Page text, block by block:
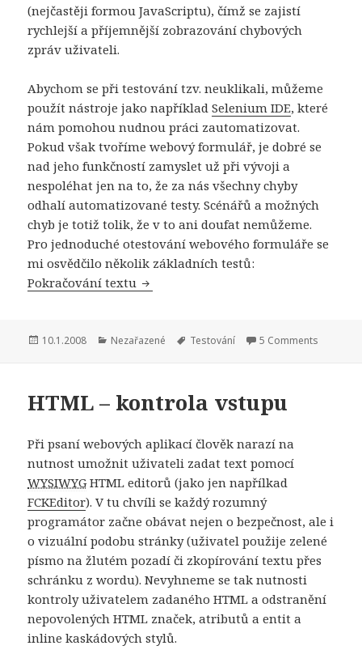
(nejčastěji formou JavaScriptu), čímž se zajistí
rychlejší a příjemnější zobrazování chybových
zpráv uživateli.
Abychom se při testování tzv. neuklikali, můžeme
použít nástroje jako napříkladSelenium IDE, které
nám pomohou nudnou práci zautomatizovat.
Pokud však tvoříme webový formulář, je dobré se
nad jeho funkčností zamyslet už při vývoji a
nespoléhat jen na to, že za nás všechny chyby
odhalí automatizované testy. Scénářů a možných
chyb je totiž tolik, že v to ani doufat nemůžeme.
Pro jednoduché otestování webového formuláře se
mi osvědčilo několik základních testů:
Pokračování textu Základní otestování webového
Publikováno:
10.1.2008 Rubriky:
Nezařazené Štítky:
Testování 5 Comments
HTML – kontrola vstupu
Při psaní webových aplikací člověk narazí na
nutnost umožnit uživateli zadat text pomocí
WYSIWYG HTML editorů (jako jen napřílkad
FCKEditor). V tu chvíli se každý rozumný
programátor začne obávat nejen o bezpečnost, ale i
o vizuální podobu stránky (uživatel použije zelené
písmo na žlutém pozadí či zkopírování textu přes
schránku z wordu). Nevyhneme se tak nutnosti
kontroly uživatelem zadaného HTML a odstranění
nepovolených HTML značek, atributů a entit a
inline kaskádových stylů.